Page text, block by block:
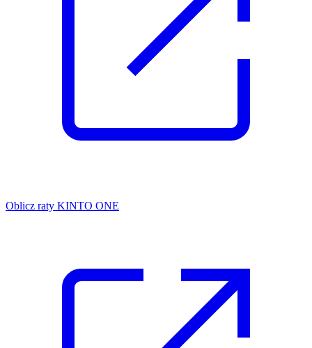
Oblicz raty KINTO ONE